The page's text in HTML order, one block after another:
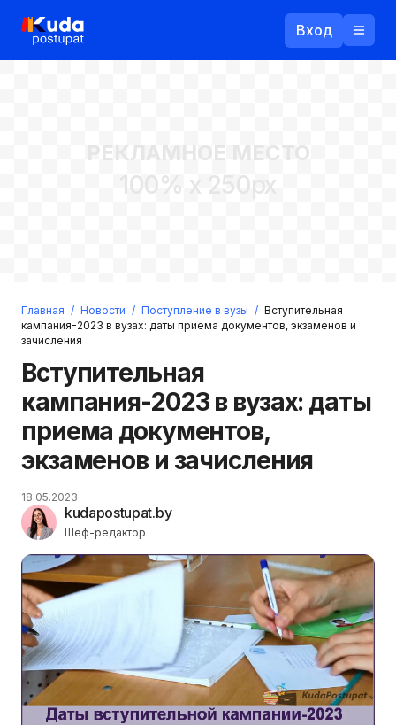
Вход
Войти
РЕКЛАМНОЕ МЕСТО
100% x 250px
Главная / Новости / Поступление в вузы / Вступительная
кампания-2023 в вузах: даты приема документов, экзаменов и
зачисления
Вступительная
кампания-2023 в вузах: даты
приема документов,
экзаменов и зачисления
kudapostupat.by
Шеф-редактор
18.05.2023